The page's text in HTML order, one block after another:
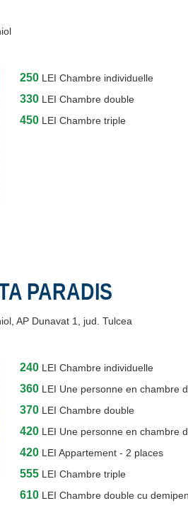
250 LEI Chambre individuelle
330 LEI Chambre double
450 LEI Chambre triple
PARADIS
, AP Dunavat 1 , jud. Tulcea
240 LEI Chambre individuelle
360 LEI Une personne en chambre
370 LEI Chambre double
420 LEI Une personne en chambre
420 LEI Appartement - 2 places
555 LEI Chambre triple
610 LEI Chambre double cu